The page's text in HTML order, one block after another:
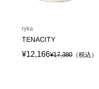
ryka
TENACITY
¥12,166¥17,380 （税込）